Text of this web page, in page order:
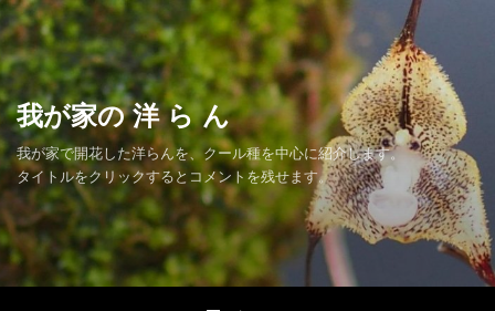
コ
ン
テ
ン
ツ
へ
ス
ッ
プ
我が家の 洋 ら ん
我が家で開花した洋らんを、クール種を中心に紹介します。
タイトルをクリックするとコメントを残せます。